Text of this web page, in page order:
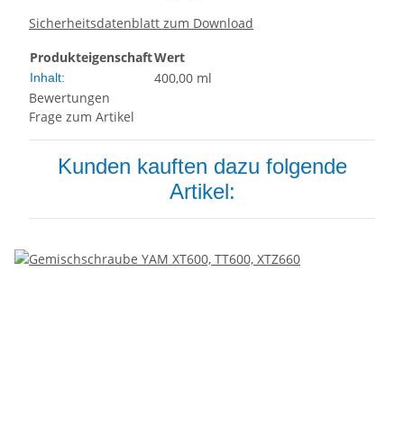
Sicherheitsdatenblatt zum Download
ProdukteigenschaftWert
Inhalt:
400,00 ml
Bewertungen
Frage zum Artikel
Kunden kauften dazu folgende
Artikel: